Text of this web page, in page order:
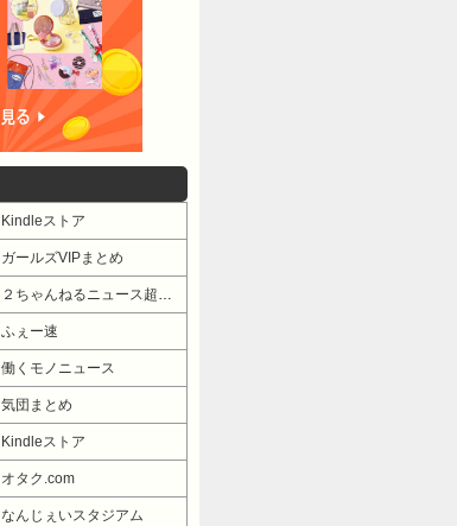
Kindleストア
ガールズVIPまとめ
２ちゃんねるニュース超速まとめ＋
ふぇー速
働くモノニュース
気団まとめ
Kindleストア
オタク.com
なんじぇいスタジアム